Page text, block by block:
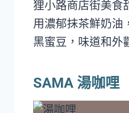
狸小路商店街美食
用濃郁抹茶鮮奶油
黑蜜豆，味道和外
SAMA 湯咖哩